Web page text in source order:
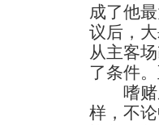
成了他
议后，
从主客
了条件
嗜赌成
样，不